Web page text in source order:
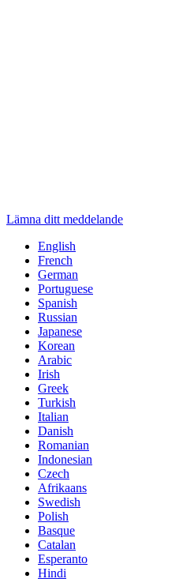
Lämna ditt meddelande
English
French
German
Portuguese
Spanish
Russian
Japanese
Korean
Arabic
Irish
Greek
Turkish
Italian
Danish
Romanian
Indonesian
Czech
Afrikaans
Swedish
Polish
Basque
Catalan
Esperanto
Hindi